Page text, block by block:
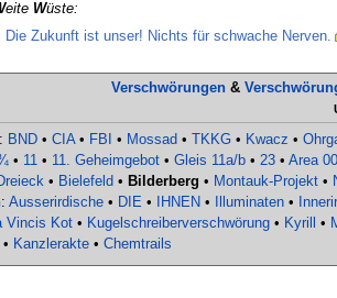
eite Wüste:
Zukunft ist unser! Nichts für schwache Nerven.
Verschwörungen &
: BND • CIA• FBI • Mossad • TKKG • Kwacz •
• 11 • 11. Geheimgebot • Gleis 11a/b • 23 • Area 00
• Bielefeld • Bilderberg • Montauk-Projekt •
: Ausserirdische • DIE • IHNEN • Illuminaten •
Vincis Kot • Kugelschreiberverschwörung • Kyrill •
• Kanzlerakte • Chemtrails